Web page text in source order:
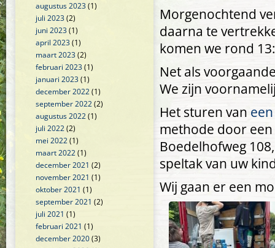
augustus 2023(1)
juli 2023(2)
juni 2023(1)
april 2023(1)
maart 2023(2)
februari 2023(1)
januari 2023(1)
december 2022(1)
september 2022(2)
augustus 2022(1)
juli 2022(2)
mei 2022(1)
maart 2022(1)
december 2021 (2)
november 2021 (1)
oktober 2021 (1)
september 2021 (2)
juli 2021 (1)
februari 2021 (1)
december 2020(3)
Morgenochtend
daarna te
komen we rond
Net als
We zijn
Het sturen van
methode door
Boedelhofweg
speltak van uw
Wij gaan er een